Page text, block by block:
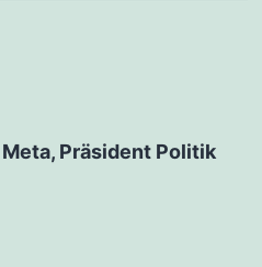
Präsident Politik